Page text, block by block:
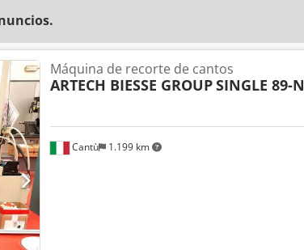
Cantù 1.199 km
Máquina de recorte de cantos
ARTECH BIESSE GROUPSINGLE 89-N